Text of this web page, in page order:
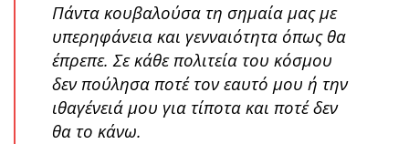
Πάντα κουβαλούσα τη σημαία μας με
υπερηφάνεια και γενναιότητα όπως θα
έπρεπε. Σε κάθε πολιτεία του κόσμου
δεν πούλησα ποτέ τον εαυτό μου ή την
ιθαγένειά μου για τίποτα και ποτέ δεν
θα το κάνω.